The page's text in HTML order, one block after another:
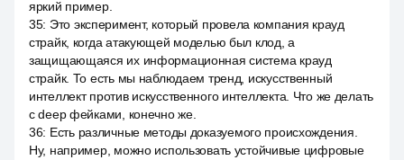
яркий пример.
35: Это эксперимент, который провела компания крауд
страйк, когда атакующей моделью был клод, а
защищающаяся их информационная система крауд
страйк. То есть мы наблюдаем тренд, искусственный
интеллект против искусственного интеллекта. Что же делать
с deep фейками, конечно же.
36: Есть различные методы доказуемого происхождения.
Ну, например, можно использовать устойчивые цифровые